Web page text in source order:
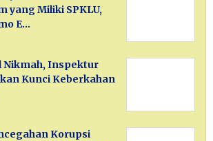
yang Miliki SPKLU,
E…
Nikmah, Inspektur
Kunci Keberkahan
Korupsi